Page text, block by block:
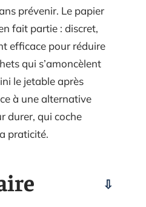
prévenir. Le papier
fait partie : discret,
efficace pour réduire
qui s’amoncèlent
le jetable après
à une alternative
durer, qui coche
praticité.